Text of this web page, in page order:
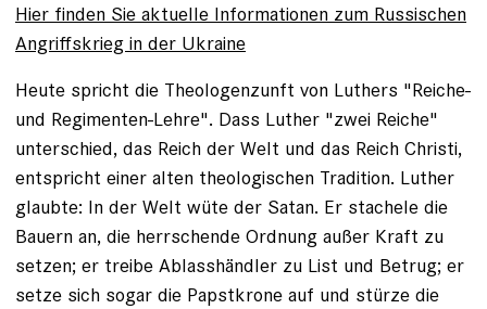
Hier finden Sie aktuelle Informationen zum Russischen
Angriffskrieg in der Ukraine
Heute spricht die Theologenzunft von Luthers "Reiche-
und Regimenten-Lehre". Dass Luther "zwei Reiche"
unterschied, das Reich der Welt und das Reich Christi,
entspricht einer alten theologischen Tradition. Luther
glaubte: In der Welt wüte der Satan. Er stachele die
Bauern an, die herrschende Ordnung außer Kraft zu
setzen; er treibe Ablasshändler zu List und Betrug; er
setze sich sogar die Papstkrone auf und stürze die